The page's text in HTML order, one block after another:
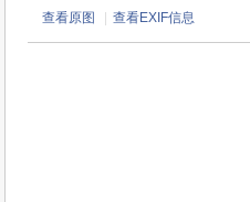
查看原图 查看EXIF信息